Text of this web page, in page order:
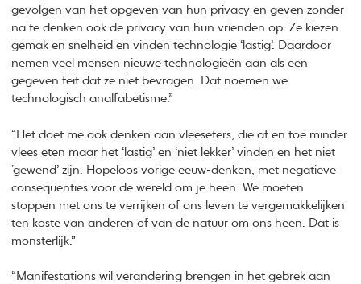
gevolgen van het opgeven van hun privacy en geven zonder
na te denken ook de privacy van hun vrienden op. Ze kiezen
gemak en snelheid en vinden technologie ‘lastig’. Daardoor
nemen veel mensen nieuwe technologieën aan als een
gegeven feit dat ze niet bevragen. Dat noemen we
technologisch analfabetisme.”
“Het doet me ook denken aan vleeseters, die af en toe minder
vlees eten maar het ‘lastig’ en ‘niet lekker’ vinden en het niet
‘gewend’ zijn. Hopeloos vorige eeuw-denken, met negatieve
consequenties voor de wereld om je heen. We moeten
stoppen met ons te verrijken of ons leven te vergemakkelijken
ten koste van anderen of van de natuur om ons heen. Dat is
monsterlijk.”
“Manifestations wil verandering brengen in het gebrek aan